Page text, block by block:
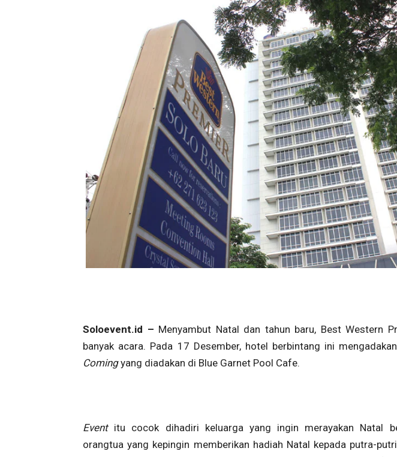
Soloevent.id – Menyambut Natal dan tahun baru, Best Western
banyak acara. Pada 17 Desember, hotel berbintang ini
Comingyang diadakan di Blue Garnet Pool Cafe.
Event itu cocok dihadiri keluarga yang ingin merayakan Natal
orangtua yang kepingin memberikan hadiah Natal kepada putra-